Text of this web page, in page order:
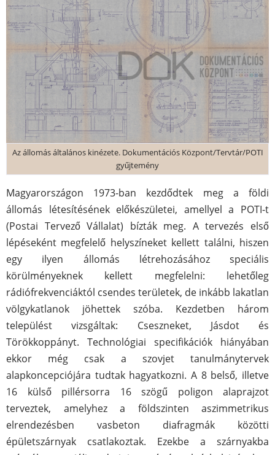
Az állomás általános kinézete. Dokumentációs Központ/Tervtár/POTI
gyűjtemény
Magyarországon 1973-ban kezdődtek meg a földi
állomás létesítésének előkészületei, amellyel a POTI-t
(Postai Tervező Vállalat) bízták meg. A tervezés első
lépéseként megfelelő helyszíneket kellett találni, hiszen
egy ilyen állomás létrehozásához speciális
körülményeknek kellett megfelelni: lehetőleg
rádiófrekvenciáktól csendes területek, de inkább lakatlan
völgykatlanok jöhettek szóba. Kezdetben három
települést vizsgáltak: Cseszneket, Jásdot és
Törökkoppányt. Technológiai specifikációk hiányában
ekkor még csak a szovjet tanulmánytervek
alapkoncepciójára tudtak hagyatkozni. A 8 belső, illetve
16 külső pillérsorra 16 szögű poligon alaprajzot
terveztek, amelyhez a földszinten aszimmetrikus
elrendezésben vasbeton diafragmák közötti
épületszárnyak csatlakoztak. Ezekbe a szárnyakba